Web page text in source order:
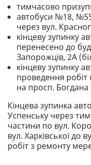
тимчасово
автобуси №18,
через вул.
кінцеву зупинку
перенесено до
Запорожців, 2А
кінцеву зупинку
проведення робіт
на просп.
Кінцева зупинка
Успенську через
частини по вул.
вул. Харківської до
робіт з ремонту